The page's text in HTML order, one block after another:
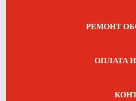
РЕМОНТ
ОПЛАТА